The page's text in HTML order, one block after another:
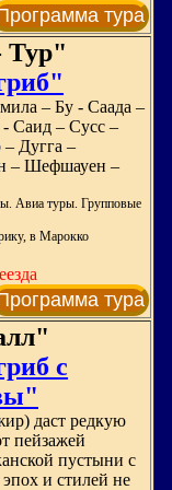
тура
Тур"
– Бу - Саада –
Саид – Cуcc –
Дугга –
– Шефшауен –
Авиа туры. Групповые
в Марокко
тура
с
даст редкую
пейзажей
пустыни с
и стилей не